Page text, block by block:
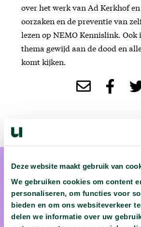
Deze website maakt gebruik van
We gebruiken cookies om content
personaliseren, om functies voor
bieden en om ons websiteverkeer
delen we informatie over uw
over het werk van Ad Kerkhof
oorzaken en de preventie van
lezen op NEMO Kennislink. Ook
thema gewijd aan de dood en
komt kijken.
prof. dr. Ad